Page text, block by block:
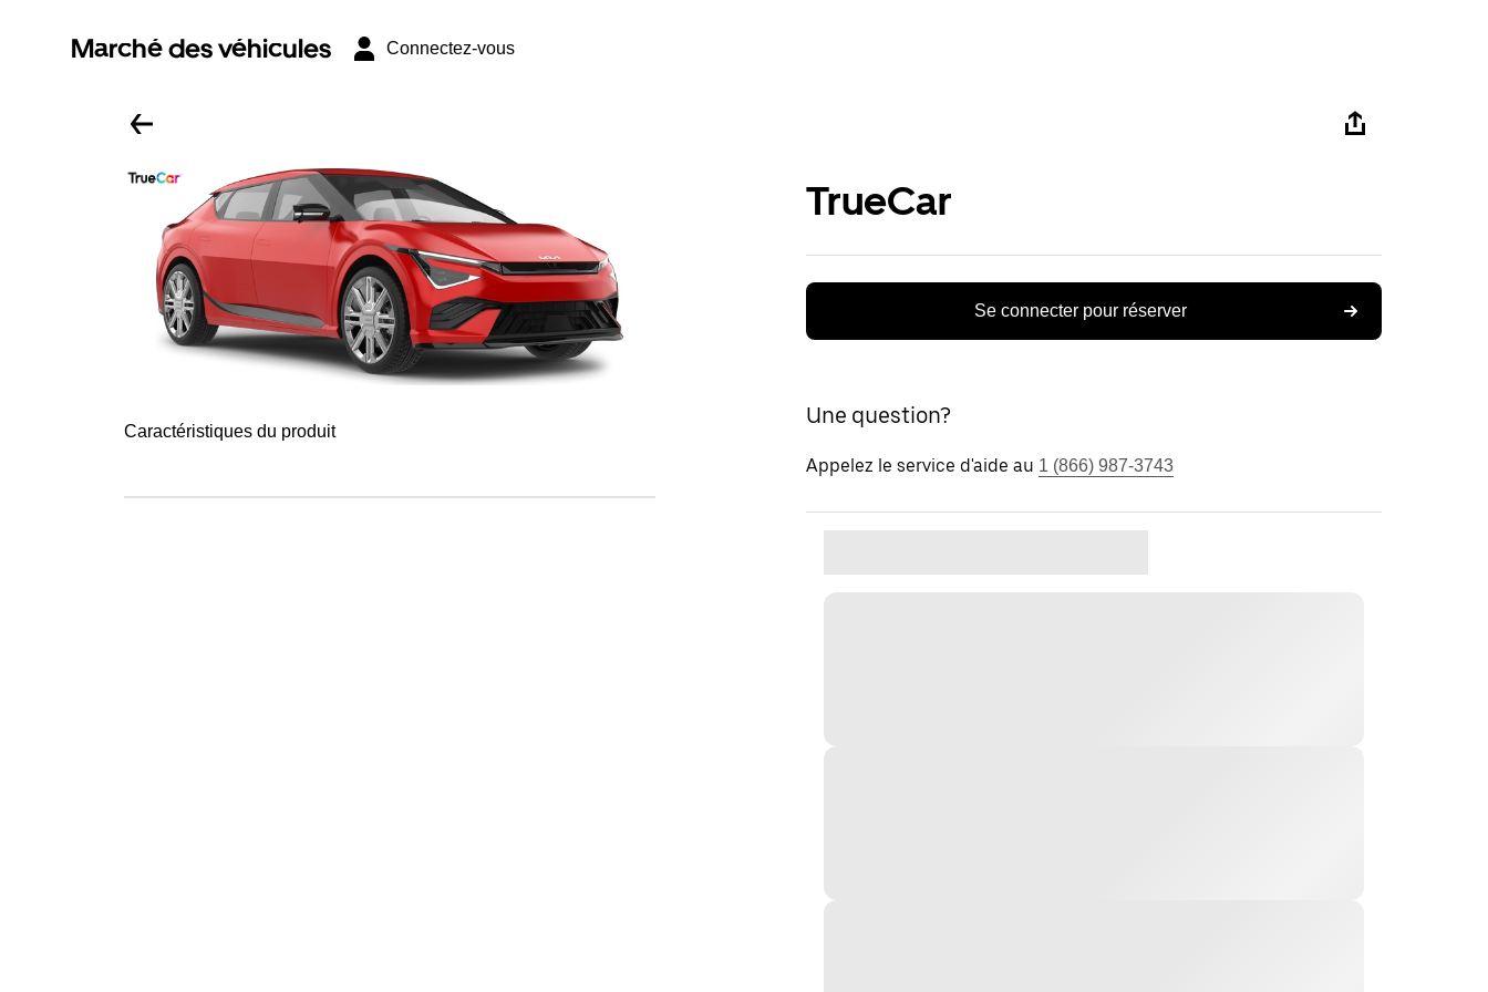
Marché des véhicules Connectez-vous
Caractéristiques du produit
TrueCar
Se connecter pour réserver
Une question?
Appelez le service d'aide au 1 (866) 987-3743